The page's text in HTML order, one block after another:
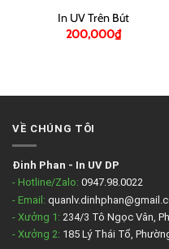
In UV Trên Bút
200,000₫
VỀ CHÚNG TÔI
Đinh Phan - In UV DP
- Hotline/Zalo: 0947.98.0022
- Email:
- Xưởng 1: 234/3 Tô Ngọc Vân,
- Xưởng 2: 185 Lý Thái Tổ,